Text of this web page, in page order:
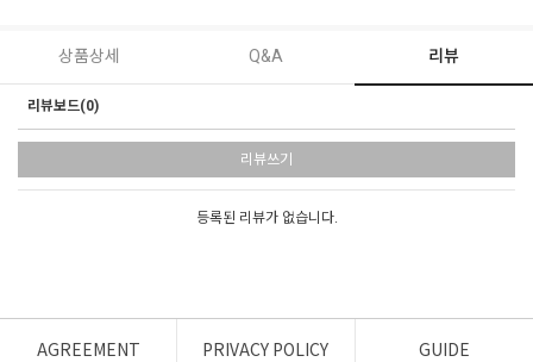
상품상세 Q&A 리뷰
리뷰보드(0)
리뷰쓰기
등록된 리뷰가 없습니다.
AGREEMENT PRIVACY POLICY GUIDE